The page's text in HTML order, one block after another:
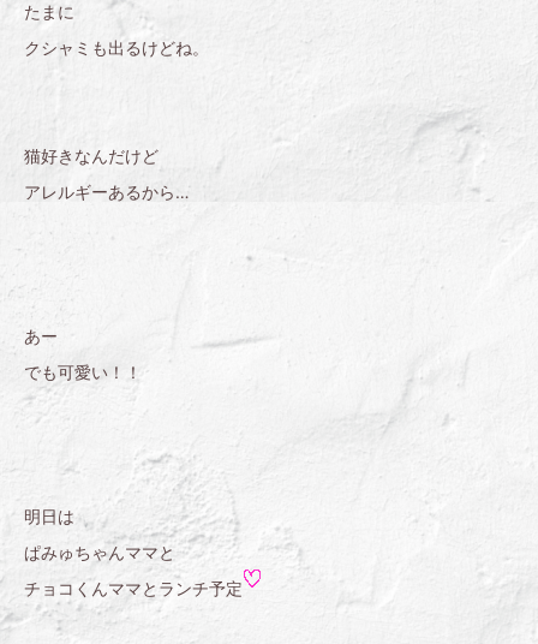
たまに
クシャミも出るけどね。
猫好きなんだけど
アレルギーあるから…
あー
でも可愛い！！
明日は
ぱみゅちゃんママと
チョコくんママとランチ予定